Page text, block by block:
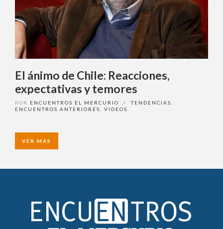
El ánimo de Chile: Reacciones,
expectativas y temores
POR ENCUENTROS EL MERCURIO • TENDENCIAS
ENCUENTROS ANTERIORES
VIDEOS
VER MAS